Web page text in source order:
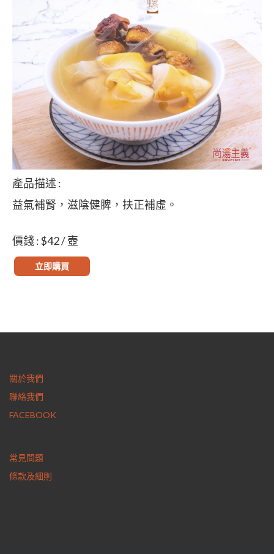
產品描述 :
益氣補腎，滋陰健脾，扶正補虛。
價錢 : $42 / 壺
立即購買
關於我們
聯絡我們
FACEBOOK
常見問題
條款及細則